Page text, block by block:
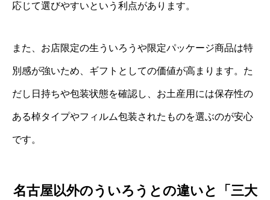
応じて選びやすいという利点があります。
また、お店限定の生ういろうや限定パッケージ商品は特
別感が強いため、ギフトとしての価値が高まります。た
だし日持ちや包装状態を確認し、お土産用には保存性の
ある棹タイプやフィルム包装されたものを選ぶのが安心
です。
名古屋以外のういろうとの違いと「三大